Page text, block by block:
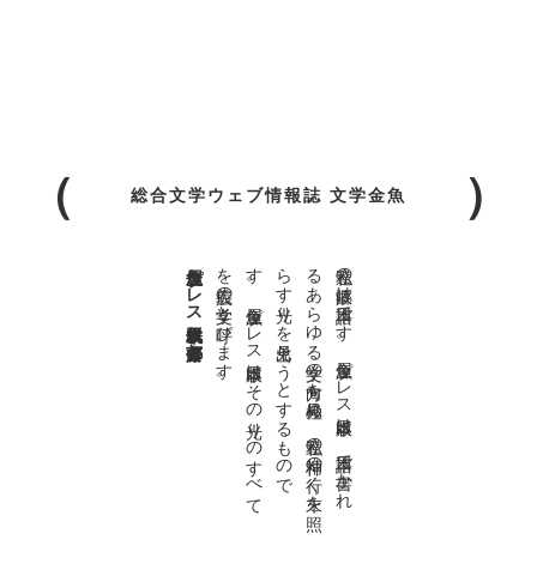
総合文学ウェブ情報誌 文学金魚
私達の
故郷は
日本語で
す
。
金魚屋プ
レ
ス
日本版は
、
日本語で
書か
れ
る
あ
ら
ゆ
る
文学の
方向を
見極め
、
私達の
精神の
行く
末を
照
ら
す
光り
を
見出そ
う
と
す
る
も
の
で
す
。
金魚屋プ
レ
ス
日本版は
そ
の
光り
の
す
べ
て
を
広義の
文学と
呼び
ま
す
。
金魚屋プレス日本版代表 齋藤都